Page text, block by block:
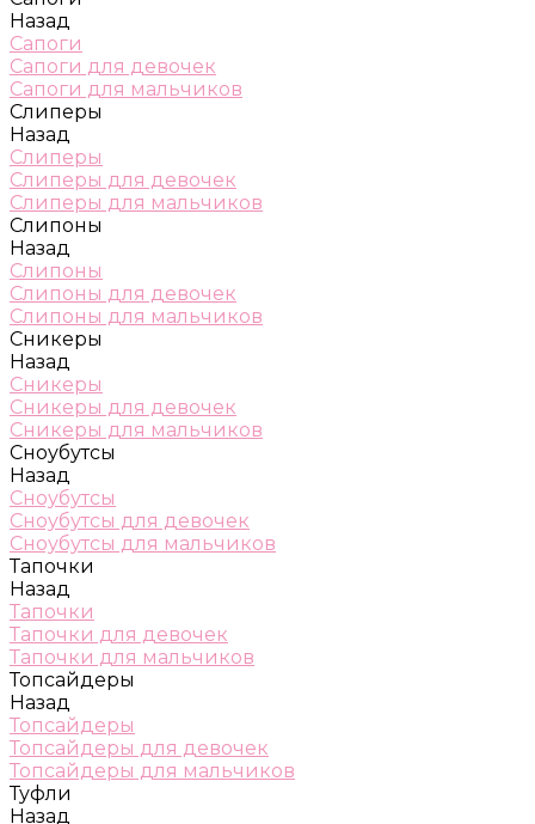
Назад
Сапоги
Сапоги для девочек
Сапоги для мальчиков
Слиперы
Назад
Слиперы
Слиперы для девочек
Слиперы для мальчиков
Слипоны
Назад
Слипоны
Слипоны для девочек
Слипоны для мальчиков
Сникеры
Назад
Сникеры
Сникеры для девочек
Сникеры для мальчиков
Сноубутсы
Назад
Сноубутсы
Сноубутсы для девочек
Сноубутсы для мальчиков
Тапочки
Назад
Тапочки
Тапочки для девочек
Тапочки для мальчиков
Топсайдеры
Назад
Топсайдеры
Топсайдеры для девочек
Топсайдеры для мальчиков
Туфли
Назад